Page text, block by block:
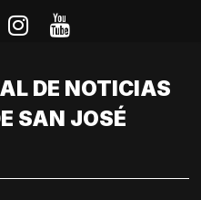
DE NOTICIAS
SAN JOSÉ